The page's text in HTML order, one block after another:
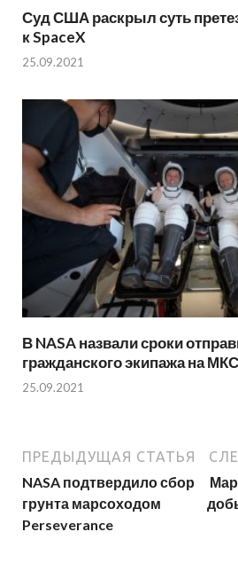
Суд США раскрыл суть
к SpaceX
25.09.2021
В NASA назвали сроки
гражданского экипажа на МКС
25.09.2021
ПРЕДЫДУЩАЯ СТАТЬЯ
NASA подтвердило сбор
грунта марсоходом
Perseverance